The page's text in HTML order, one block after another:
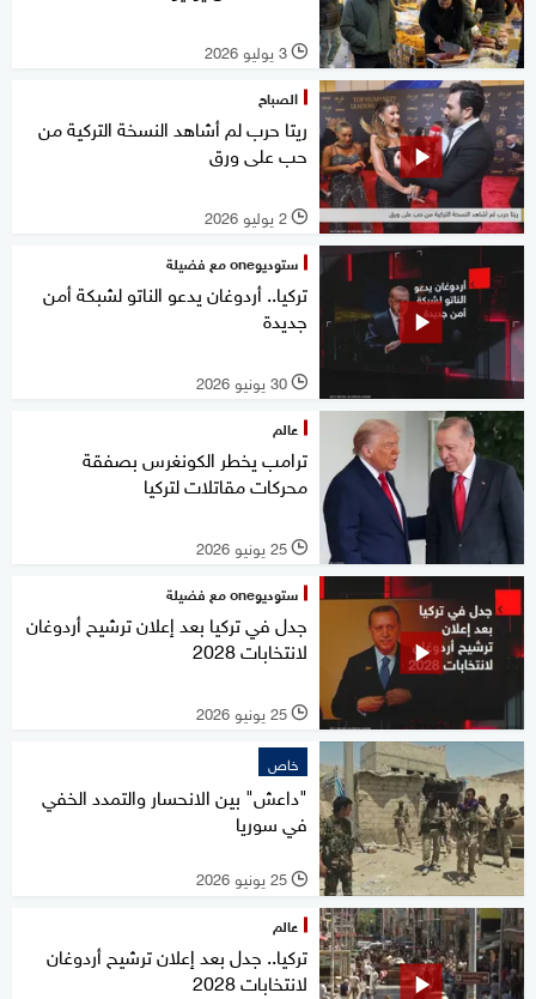
l 3 يوليو 2026
الصباح
ريتا حرب لم أشاهد النسخة التركية من
حب على ورق
l 2 يوليو 2026
ستوديوone مع فضيلة
تركيا.. أردوغان يدعو الناتو لشبكة أمن
جديدة
l 30 يونيو 2026
عالم
ترامب يخطر الكونغرس بصفقة
محركات مقاتلات لتركيا
l 25 يونيو 2026
ستوديوone مع فضيلة
جدل في تركيا بعد إعلان ترشيح أردوغان
لانتخابات 2028
l 25 يونيو 2026
خاص
"داعش" بين الانحسار والتمدد الخفي
في سوريا
l 25 يونيو 2026
عالم
تركيا.. جدل بعد إعلان ترشيح أردوغان
لانتخابات 2028